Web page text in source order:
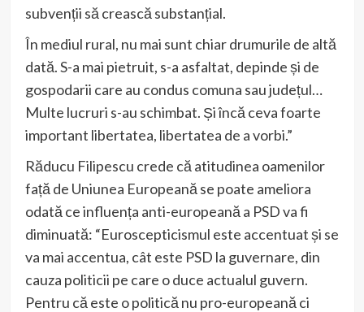
subvenții să crească substanțial.
În mediul rural, nu mai sunt chiar drumurile de altă
dată. S-a mai pietruit, s-a asfaltat, depinde și de
gospodarii care au condus comuna sau județul…
Multe lucruri s-au schimbat. Și încă ceva foarte
important libertatea, libertatea de a vorbi.”
Răducu Filipescu crede că atitudinea oamenilor
față de Uniunea Europeană se poate ameliora
odată ce influența anti-europeană a PSD va fi
diminuată: “Euroscepticismul este accentuat și se
va mai accentua, cât este PSD la guvernare, din
cauza politicii pe care o duce actualul guvern.
Pentru că este o politică nu pro-europeană ci